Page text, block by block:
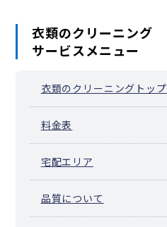
衣類のクリーニング
サービスメニュー
衣類のクリーニングトップ
料金表
宅配エリア
品質について